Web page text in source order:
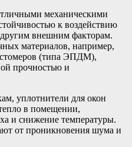
механическими
к воздействию
другим внешним факторам.
материалов, например,
(типа ЭПДМ),
прочностью и
уплотнители для окон
в помещении,
и снижение температуры.
от проникновения шума и